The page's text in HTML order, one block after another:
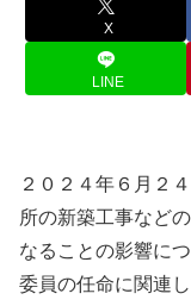
X
LINE
２０２４年６月２
所の新築工事など
なることの影響に
委員の任命に関連